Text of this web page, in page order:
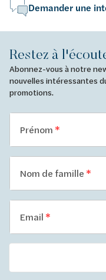
Demander une
Restez à
Abonnez-vous à notre
nouvelles intéressantes
promotions.
Prénom
Nom de famille
Email